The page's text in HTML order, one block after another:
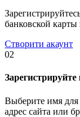
банковской карты
Створити акаунт
02
Выберите имя
адрес сайта или